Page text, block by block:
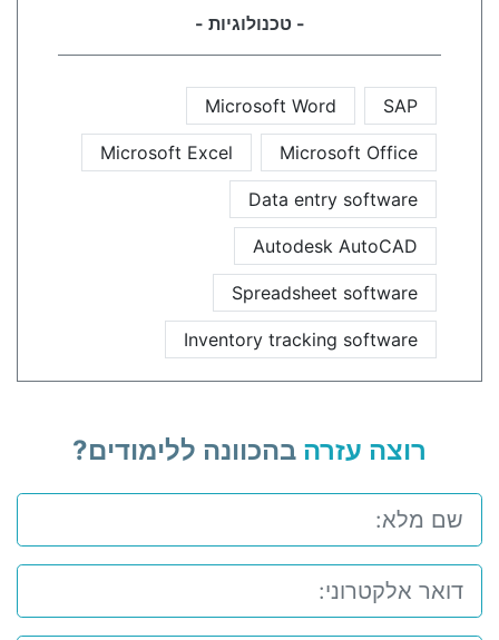
- טכנולוגיות -
SAP
Microsoft Word
Microsoft Office
Microsoft Excel
Data entry software
Autodesk AutoCAD
Spreadsheet software
Inventory tracking software
רוצה עזרה בהכוונה ללימודים?